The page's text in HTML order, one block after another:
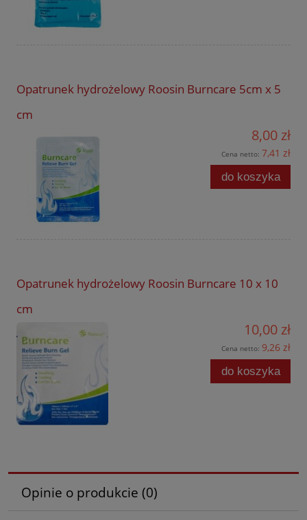
Opatrunek hydrożelowy Roosin Burncare 5cm x 5
cm
8,00 zł
Cena netto: 7,41 zł
do koszyka
Opatrunek hydrożelowy Roosin Burncare 10 x 10
cm
10,00 zł
Cena netto: 9,26 zł
do koszyka
Opinie o produkcie (0)